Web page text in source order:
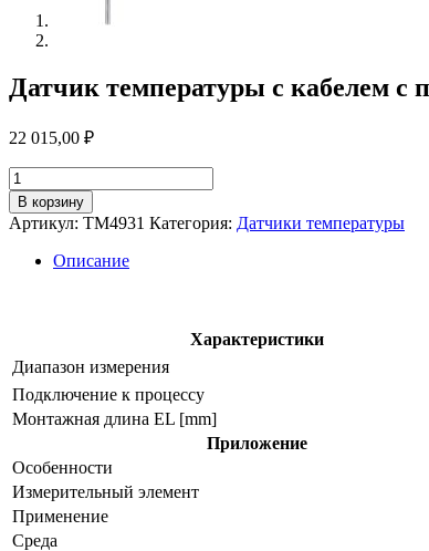
Датчик температуры с кабелем с
22 015,00 ₽
Количество
товара
Датчик
температуры
кабелем
tm4931
В корзину
Артикул: TM4931 Категория: Датчики температуры
Описание
Характеристики
Диапазон измерения
Подключение к процессу
Монтажная длина EL [mm]
Приложение
Особенности
Измерительный элемент
Применение
Среда